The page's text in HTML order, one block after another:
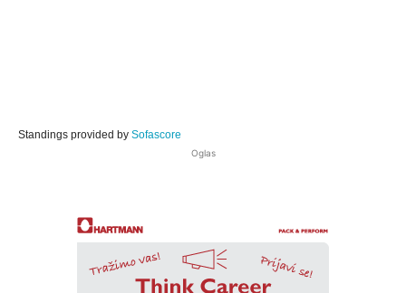
Standings provided by Sofascore
Oglas